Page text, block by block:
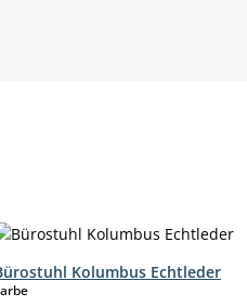
Kolumbus Echtleder
auswählen